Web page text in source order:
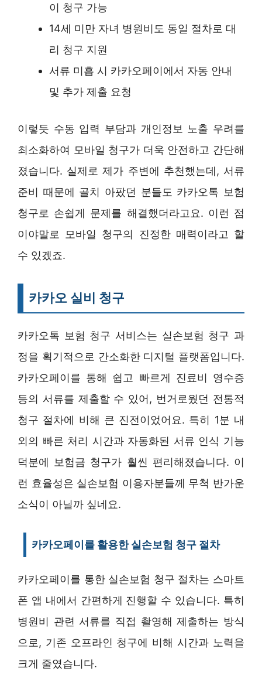
이 청구 가능
14세 미만 자녀 병원비도 동일 절차로 대
리 청구 지원
서류 미흡 시 카카오페이에서 자동 안내
및 추가 제출 요청
이렇듯 수동 입력 부담과 개인정보 노출 우려를
최소화하여 모바일 청구가 더욱 안전하고 간단해
졌습니다. 실제로 제가 주변에 추천했는데, 서류
준비 때문에 골치 아팠던 분들도 카카오톡 보험
청구로 손쉽게 문제를 해결했더라고요. 이런 점
이야말로 모바일 청구의 진정한 매력이라고 할
수 있겠죠.
카카오 실비 청구
카카오톡 보험 청구 서비스는 실손보험 청구 과
정을 획기적으로 간소화한 디지털 플랫폼입니다.
카카오페이를 통해 쉽고 빠르게 진료비 영수증
등의 서류를 제출할 수 있어, 번거로웠던 전통적
청구 절차에 비해 큰 진전이었어요. 특히 1분 내
외의 빠른 처리 시간과 자동화된 서류 인식 기능
덕분에 보험금 청구가 훨씬 편리해졌습니다. 이
런 효율성은 실손보험 이용자분들께 무척 반가운
소식이 아닐까 싶네요.
카카오페이를 활용한 실손보험 청구 절차
카카오페이를 통한 실손보험 청구 절차는 스마트
폰 앱 내에서 간편하게 진행할 수 있습니다. 특히
병원비 관련 서류를 직접 촬영해 제출하는 방식
으로, 기존 오프라인 청구에 비해 시간과 노력을
크게 줄였습니다.